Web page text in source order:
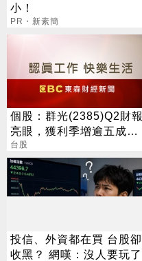
小！
PR・新素簡
個股：群光(2385)Q2財報
亮眼，獲利季增逾五成，
H1賺逾半股本
台股
投信、外資都在買 台股卻
收黑？ 網嘆：沒人要玩了